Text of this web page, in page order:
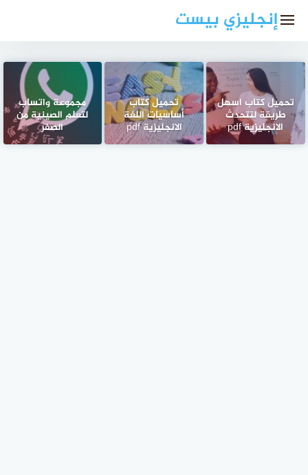
إنجليزي بيست
تحميل كتاب اسهل
طريقة لتتحدث
الانجليزية pdf
تحميل كتاب
أساسيات اللغة
الانجليزية pdf
مجموعة واتساب
لتعلم الصينية من
الصفر